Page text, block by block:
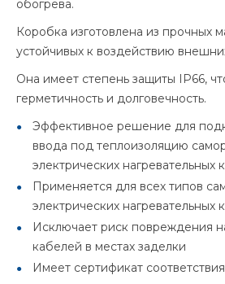
обогрева.
Коробка изготовлена из прочных
устойчивых к воздействию
Она имеет степень защиты IP66,
герметичность и долговечность.
Эффективное решение для
ввода под теплоизоляцию
электрических нагревательных
Применяется для всех типов
электрических нагревательных
Исключает риск повреждения
кабелей в местах заделки
Имеет сертификат